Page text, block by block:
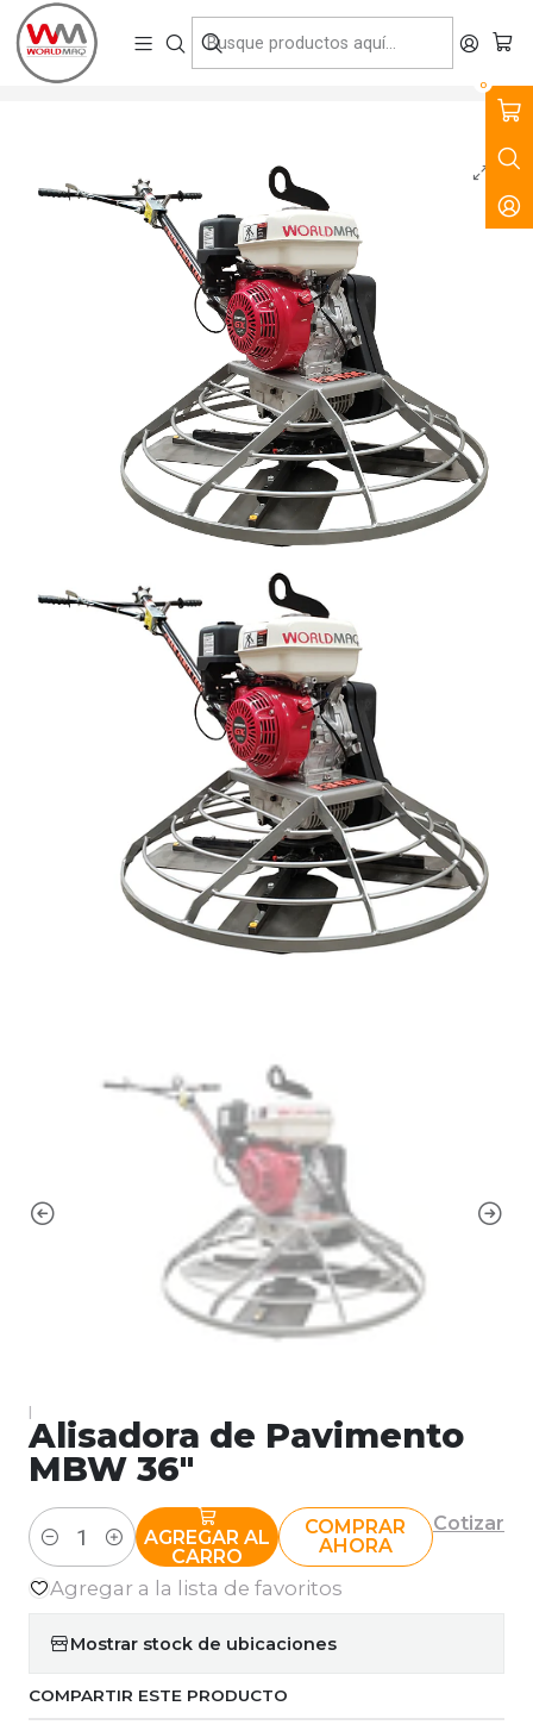
0
VENTA, ARRIENDO Y SERVICIO DE MAQUINARIA PARA LA
CONSTRUCCIÓN, MINERÍA E INDUSTRIA.
Inicio Productos Tecnología del Hormigón
Alisadora de Pavimento MBW 36"
|
Alisadora de Pavimento
MBW 36"
Cantidad
AGREGAR AL
CARRO
COMPRAR
AHORA
Cotizar
Agregar a la lista de favoritos
Mostrar stock de ubicaciones
COMPARTIR ESTE PRODUCTO